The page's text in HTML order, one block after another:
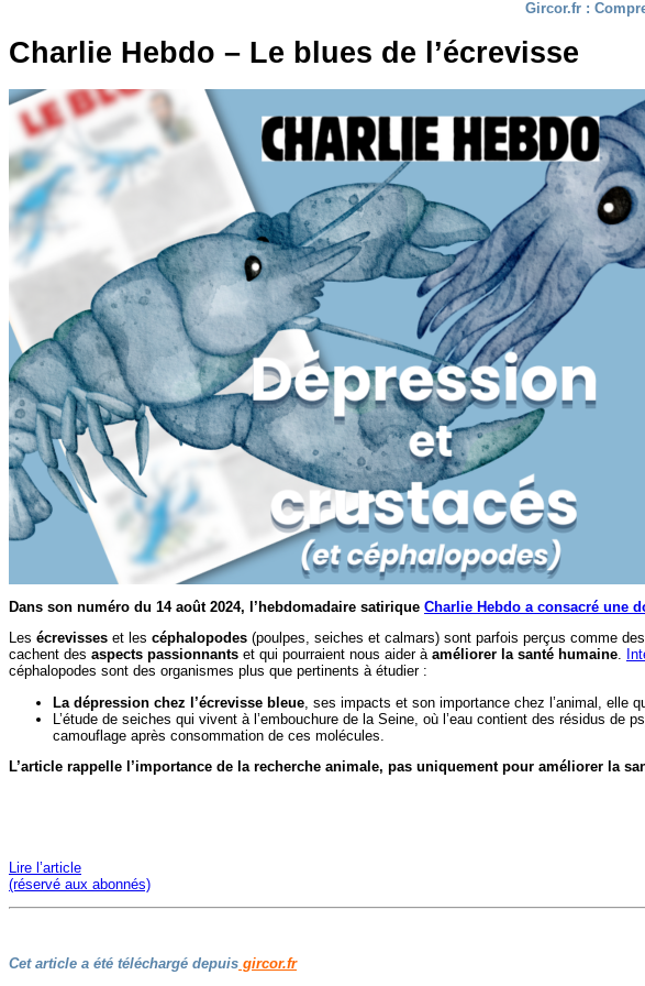
Gircor.fr :
Charlie Hebdo – Le blues de l’écrevisse
Dans son numéro du 14 août 2024, l’hebdomadaire satirique Charlie Hebdo a consacré une
Les écrevisses et les céphalopodes (poulpes, seiches et calmars) sont parfois perçus comme
cachent des aspects passionnants et qui pourraient nous aider à améliorer la santé humaine.
céphalopodes sont des organismes plus que pertinents à étudier :
La dépression chez l’écrevisse bleue , ses impacts et son importance chez l’animal, elle
L’étude de seiches qui vivent à l’embouchure de la Seine, où l’eau contient des résidus de
camouflage après consommation de ces molécules.
L’article rappelle l’importance de la recherche animale, pas uniquement pour améliorer la
Lire l’article
(réservé aux abonnés)
Cet article a été téléchargé depuis gircor.fr